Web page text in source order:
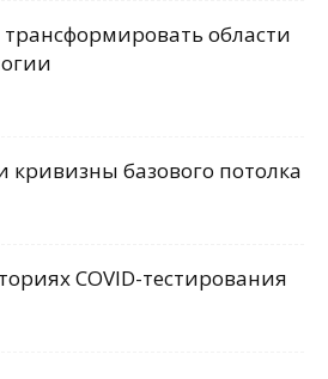
области
кривизны базового потолка
COVID-тестирования